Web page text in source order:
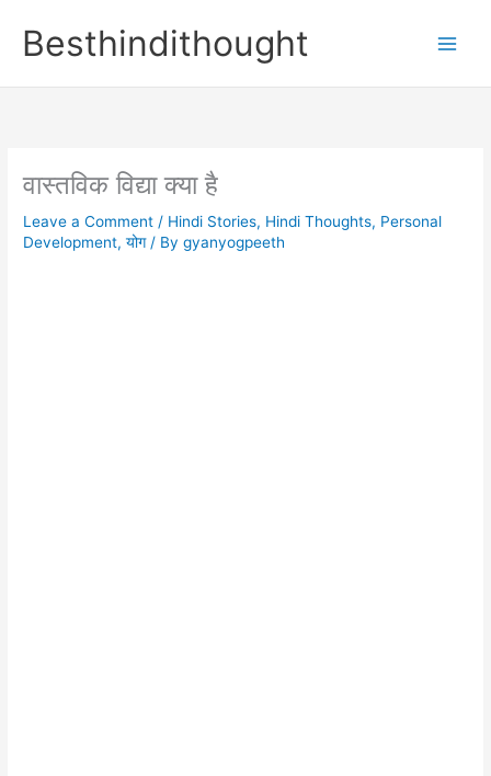
contentBesthindithought
वास्तविक विद्या क्या है
Leave a Comment / Hindi Stories, Hindi Thoughts, Personal
Development,योग/ Bygyanyogpeeth